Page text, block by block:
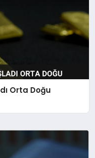
Orta Doğu